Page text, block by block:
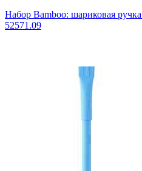
Набор Bamboo: шариковая
52571.09